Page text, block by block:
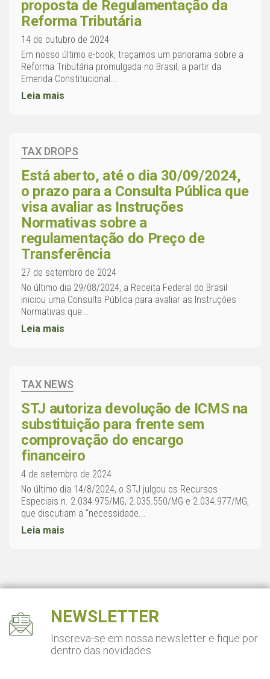
proposta de Regulamentação da
Reforma Tributária
14 de outubro de 2024
Em nosso último e-book, traçamos um panorama sobre a
Reforma Tributária promulgada no Brasil, a partir da
Emenda Constitucional...
Leia mais
TAX DROPS
Está aberto, até o dia 30/09/2024,
o prazo para a Consulta Pública que
visa avaliar as Instruções
Normativas sobre a
regulamentação do Preço de
Transferência
27 de setembro de 2024
No último dia 29/08/2024, a Receita Federal do Brasil
iniciou uma Consulta Pública para avaliar as Instruções
Normativas que...
Leia mais
TAX NEWS
STJ autoriza devolução de ICMS na
substituição para frente sem
comprovação do encargo
financeiro
4 de setembro de 2024
No último dia 14/8/2024, o STJ julgou os Recursos
Especiais n. 2.034.975/MG, 2.035.550/MG e 2.034.977/MG,
que discutiam a “necessidade...
Leia mais
NEWSLETTER
Inscreva-se em nossa newsletter e fique por
dentro das novidades